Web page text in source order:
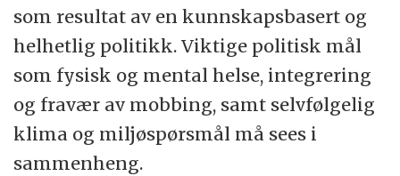
som resultat av en kunnskapsbasert og
helhetlig politikk. Viktige politisk mål
som fysisk og mental helse, integrering
og fravær av mobbing, samt selvfølgelig
klima og miljøspørsmål må sees i
sammenheng.